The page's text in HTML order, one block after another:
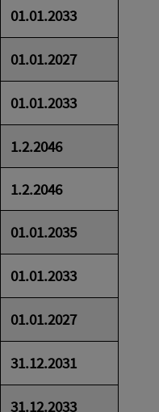
01.01.2033
01.01.2027
01.01.2033
1.2.2046
1.2.2046
01.01.2035
01.01.2033
01.01.2027
31.12.2031
31.12.2033